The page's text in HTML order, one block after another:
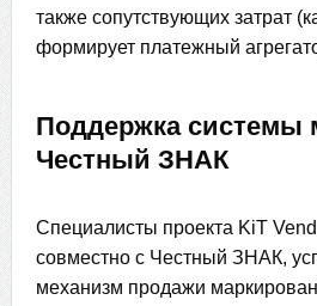
также сопутствующих затрат
формирует платежный
Поддержка системы
Честный ЗНАК
Специалисты проекта KiT
совместно с Честный ЗНАК,
механизм продажи